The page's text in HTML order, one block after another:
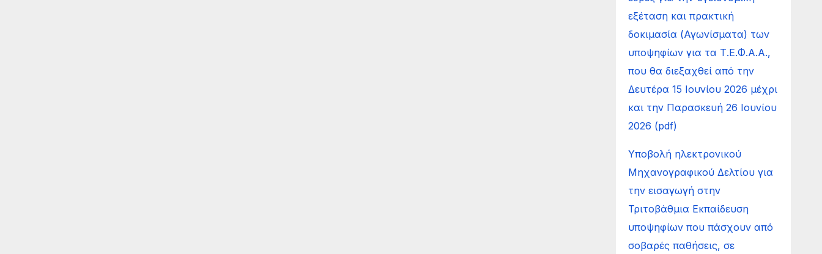
εξέταση και πρακτική
δοκιμασία (Αγωνίσματα) των
υποψηφίων για τα Τ.Ε.Φ.Α.Α.,
που θα διεξαχθεί από την
Δευτέρα 15 Ιουνίου 2026 μέχρι
και την Παρασκευή 26 Ιουνίου
2026 (pdf)
Υποβολή ηλεκτρονικού
Μηχανογραφικού Δελτίου για
την εισαγωγή στην
Τριτοβάθμια Εκπαίδευση
υποψηφίων που πάσχουν από
σοβαρές παθήσεις, σε